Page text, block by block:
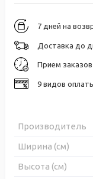
7 дней на
Доставка до
Прием
9 видов
Производитель
Ширина (см)
Высота (см)